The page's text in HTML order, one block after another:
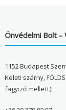
Önvédelmi Bolt –
1152 Budapest
Keleti szárny,
fagyizó mellett.)